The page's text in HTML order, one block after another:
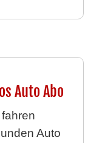
Auto Abo
Auto